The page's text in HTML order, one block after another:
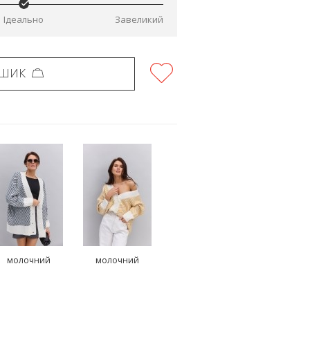
Ідеально Завеликий
молочний молочний